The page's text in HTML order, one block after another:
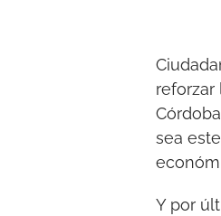
reforzar
sea
Y por